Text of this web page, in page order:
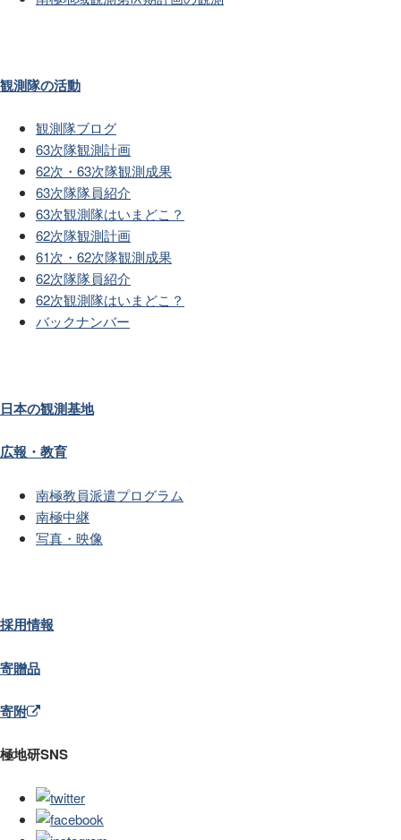
観測隊の活動
観測隊ブログ
63次隊観測計画
62次・63次隊観測成果
63次隊隊員紹介
63次観測隊はいまどこ？
62次隊観測計画
61次・62次隊観測成果
62次隊隊員紹介
62次観測隊はいまどこ？
バックナンバー
日本の観測基地
広報・教育
南極教員派遣プログラム
南極中継
写真・映像
採用情報
寄贈品
寄附
極地研SNS